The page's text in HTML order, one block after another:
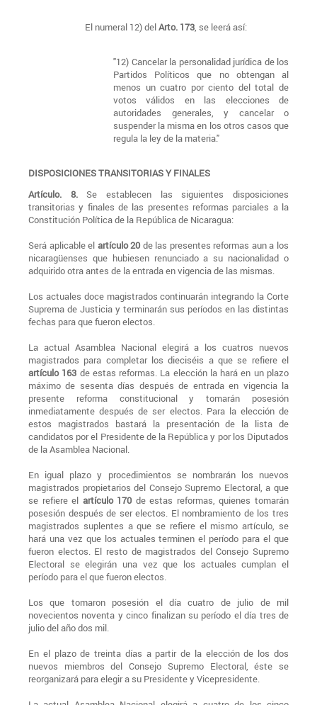
El numeral 12) delArto. 173, se leerá así:
"12) Cancelar la personalidad jurídica de los
Partidos Políticos que no obtengan al
menos un cuatro por ciento del total de
votos válidos en las elecciones de
autoridades generales, y cancelar o
suspender la misma en los otros casos que
regula la ley de la materia."
DISPOSICIONES TRANSITORIAS Y FINALES
Artículo. 8.Se establecen las siguientes disposiciones
transitorias y finales de las presentes reformas parciales a la
Constitución Política de la República de Nicaragua:
Será aplicable el artículo 20 de las presentes reformas aun a los
nicaragüenses que hubiesen renunciado a su nacionalidad o
adquirido otra antes de la entrada en vigencia de las mismas.
Los actuales doce magistrados continuarán integrando la Corte
Suprema de Justicia y terminarán sus períodos en las distintas
fechas para que fueron electos.
La actual Asamblea Nacional elegirá a los cuatros nuevos
magistrados para completar los dieciséis a que se refiere el
artículo 163 de estas reformas. La elección la hará en un plazo
máximo de sesenta días después de entrada en vigencia la
presente reforma constitucional y tomarán posesión
inmediatamente después de ser electos. Para la elección de
estos magistrados bastará la presentación de la lista de
candidatos por el Presidente de la República y por los Diputados
de la Asamblea Nacional.
En igual plazo y procedimientos se nombrarán los nuevos
magistrados propietarios del Consejo Supremo Electoral, a que
se refiere el artículo 170 de estas reformas, quienes tomarán
posesión después de ser electos. El nombramiento de los tres
magistrados suplentes a que se refiere el mismo artículo, se
hará una vez que los actuales terminen el período para el que
fueron electos. El resto de magistrados del Consejo Supremo
Electoral se elegirán una vez que los actuales cumplan el
período para el que fueron electos.
Los que tomaron posesión el día cuatro de julio de mil
novecientos noventa y cinco finalizan su período el día tres de
julio del año dos mil.
En el plazo de treinta días a partir de la elección de los dos
nuevos miembros del Consejo Supremo Electoral, éste se
reorganizará para elegir a su Presidente y Vicepresidente.